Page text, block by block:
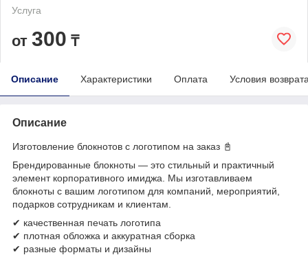
Услуга
от 300 ₸
Описание Характеристики Оплата Условия
Описание
Изготовление блокнотов с логотипом на заказ 📓
Брендированные блокноты — это стильный и практичный
элемент корпоративного имиджа. Мы изготавливаем
блокноты с вашим логотипом для компаний, мероприятий,
подарков сотрудникам и клиентам.
✔ качественная печать логотипа
✔ плотная обложка и аккуратная сборка
✔ разные форматы и дизайны